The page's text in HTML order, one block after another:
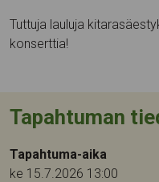
Tuttuja lauluja
konserttia!
Tapahtuman
Tapahtuma-aika
ke 15.7.2026 13:00